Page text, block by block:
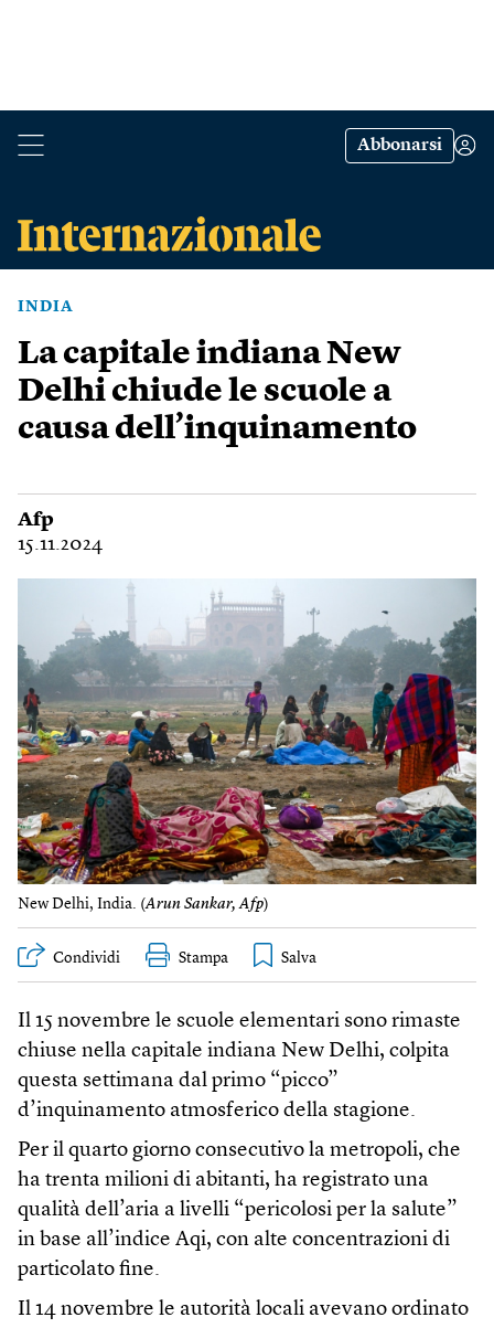
Abbonarsi
INDIA
La capitale indiana New
Delhi chiude le scuole a
causa dell’inquinamento
Afp
15.11.2024
New Delhi, India. (Arun Sankar, Afp)
Condividi Stampa
Il 15 novembre le scuole elementari sono rimaste
chiuse nella capitale indiana New Delhi, colpita
questa settimana dal primo “picco”
d’inquinamento atmosferico della stagione.
Per il quarto giorno consecutivo la metropoli, che
ha trenta milioni di abitanti, ha registrato una
qualità dell’aria a livelli “pericolosi per la salute”
in base all’indice Aqi, con alte concentrazioni di
particolato fine.
Il 14 novembre le autorità locali avevano ordinato